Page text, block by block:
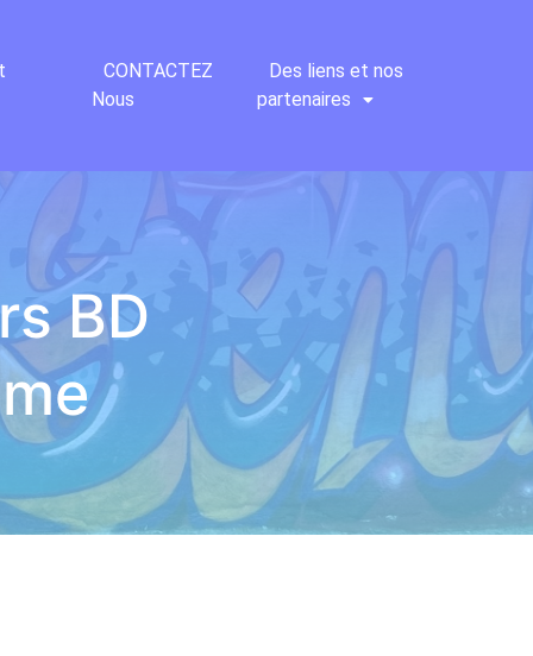
CONTACTEZ
Nous
Des liens et nos
partenaires
BD